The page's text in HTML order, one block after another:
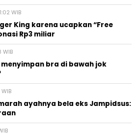
WIB
King karena ucapkan “Free
Rp3 miliar
WIB
bra di bawah jok
ayahnya bela eks Jampidsus: